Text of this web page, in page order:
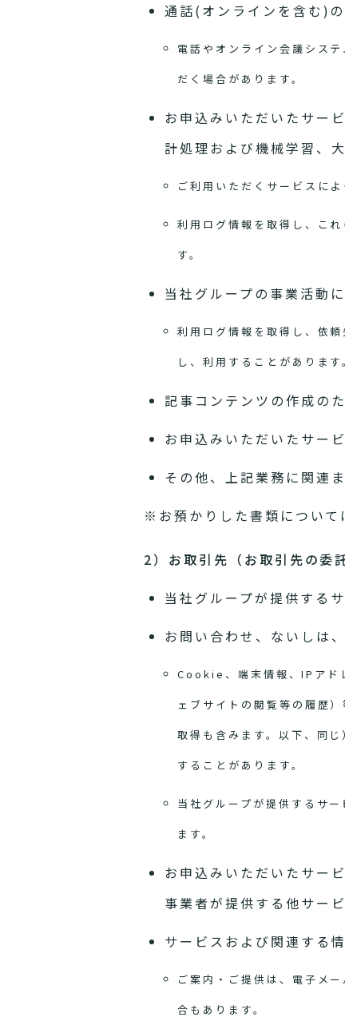
通話(オンラインを含む)
電話やオンライン会議シス
だく場合があります。
お申込みいただいたサー
計処理および機械学習、
ご利用いただくサービスに
利用ログ情報を取得し、こ
す。
当社グループの事業活動
利用ログ情報を取得し、依
し、利用することがあります
記事コンテンツの作成の
お申込みいただいたサー
その他、上記業務に関連
※お預かりした書類について
2）お取引先（お取引先の委
当社グループが提供する
お問い合わせ、ないしは
Cookie、端末情報、IPアド
ェブサイトの閲覧等の履歴
取得も含みます。以下、同
することがあります。
当社グループが提供するサ
ます。
お申込みいただいたサー
事業者が提供する他サー
サービスおよび関連する
ご案内・ご提供は、電子メ
合もあります。